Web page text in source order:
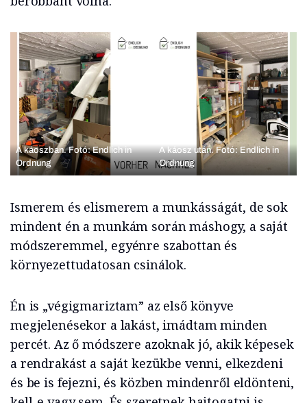
A káoszban. Fotó: Endlich in
Ordnung
A káosz után. Fotó: Endlich in
Ordnung
Ismerem és elismerem a munkásságát, de sok
mindent én a munkám során máshogy, a saját
módszeremmel, egyénre szabottan és
környezettudatosan csinálok.
Én is „végigmariztam” az első könyve
megjelenésekor a lakást, imádtam minden
percét. Az ő módszere azoknak jó, akik képesek
a rendrakást a saját kezükbe venni, elkezdeni
és be is fejezni, és közben mindenről eldönteni,